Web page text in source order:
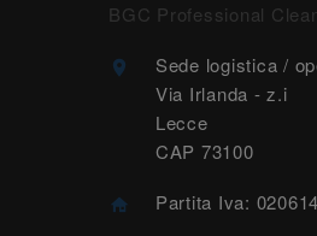
BGC Professional
Sede logistica /
Via Irlanda - z.i
Lecce
CAP 73100
Partita Iva: